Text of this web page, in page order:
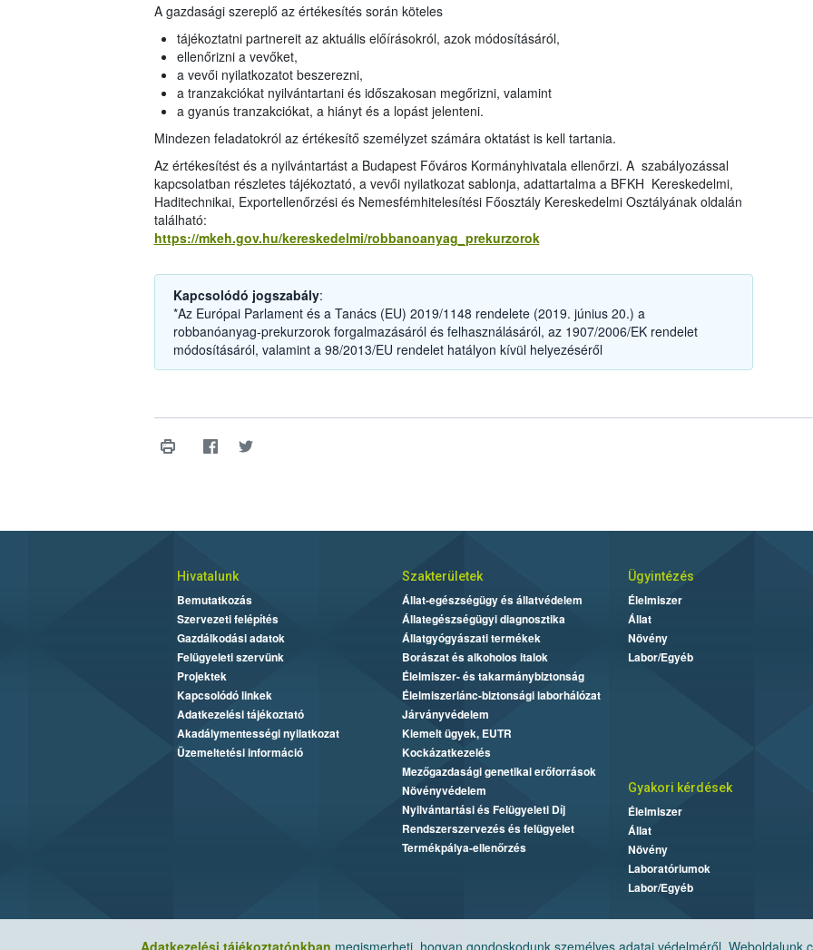
A gazdasági szereplő az értékesítés során köteles
tájékoztatni partnereit az aktuális előírásokról, azok módosításáról,
ellenőrizni a vevőket,
a vevői nyilatkozatot beszerezni,
a tranzakciókat nyilvántartani és időszakosan megőrizni, valamint
a gyanús tranzakciókat, a hiányt és a lopást jelenteni.
Mindezen feladatokról az értékesítő személyzet számára oktatást is kell tartania.
Az értékesítést és a nyilvántartást a Budapest Főváros Kormányhivatala ellenőrzi. A szabályozással
kapcsolatban részletes tájékoztató, a vevői nyilatkozat sablonja, adattartalma a BFKH Kereskedelmi,
Haditechnikai, Exportellenőrzési és Nemesfémhitelesítési Főosztály Kereskedelmi Osztályának oldalán
található:
https://mkeh.gov.hu/kereskedelmi/robbanoanyag_prekurzorok
Kapcsolódó jogszabály:
*Az Európai Parlament és a Tanács (EU) 2019/1148 rendelete (2019. június 20.) a
robbanóanyag-prekurzorok forgalmazásáról és felhasználásáról, az 1907/2006/EK rendelet
módosításáról, valamint a 98/2013/EU rendelet hatályon kívül helyezéséről
Adatkezelési tájékoztatónkban megismerheti, hogyan gondoskodunk személyes adatai védelméről. Weboldalunk
Hivatalunk
Bemutatkozás
Szervezeti felépítés
Gazdálkodási adatok
Felügyeleti szervünk
Projektek
Kapcsolódó linkek
Adatkezelési tájékoztató
Akadálymentességi nyilatkozat
Üzemeltetési információ
Szakterületek
Állat-egészségügy és állatvédelem
Állategészségügyi diagnosztika
Állatgyógyászati termékek
Borászat és alkoholos italok
Élelmiszer- és takarmánybiztonság
Élelmiszerlánc-biztonsági laborhálózat
Járványvédelem
Kiemelt ügyek, EUTR
Kockázatkezelés
Mezőgazdasági genetikai erőforrások
Növényvédelem
Nyilvántartási és Felügyeleti Díj
Rendszerszervezés és felügyelet
Termékpálya-ellenőrzés
Ügyintézés
Élelmiszer
Állat
Növény
Labor/Egyéb
Gyakori kérdések
Élelmiszer
Állat
Növény
Laboratóriumok
Labor/Egyéb